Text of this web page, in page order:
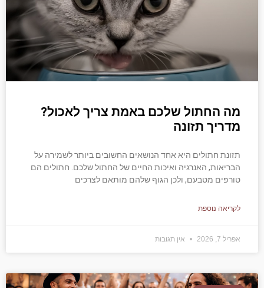
מה החתול שלכם באמת צריך לאכול?
מדריך תזונה
תזונת חתולים היא אחד הנושאים החשובים ביותר לשמירה על
הבריאות, האנרגיה ואיכות החיים של החתול שלכם. חתולים הם
טורפים מטבעם, ולכן הגוף שלהם מותאם לצרכים
לקריאה נוספת
אפריל 7, 2026 אין תגובות